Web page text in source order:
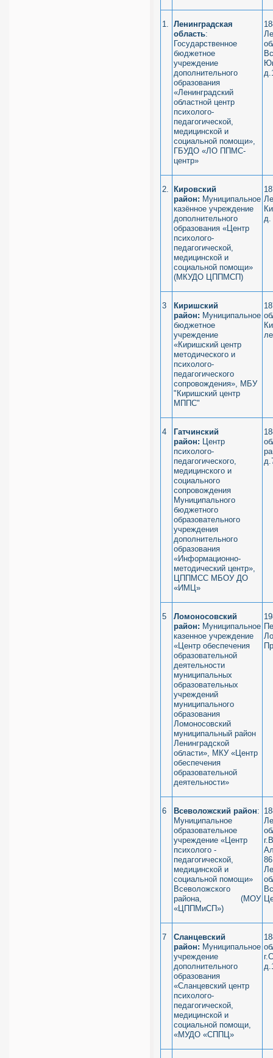
1. Ленинградская
область:
Государственное
бюджетное
учреждение
дополнительного
образования
«Ленинградский
областной центр
психолого-
педагогической,
медицинской и
социальной помощи»,
ГБУДО «ЛО ППМС-
центр»
2.
Кировский
район: Муниципальное
казённое учреждение
дополнительного
образования «Центр
психолого-
педагогической,
медицинской и
социальной помощи»
(МКУДО ЦППМСП)
д.
3
Киришский
район: Муниципальное
бюджетное
учреждение
«Киришский центр
методического и
психолого-
педагогического
сопровождения», МБУ
"Киришский центр
МППС"
4
Гатчинский
район: Центр
психолого-
педагогического,
медицинского и
социального
сопровождения
Муниципального
бюджетного
образовательного
учреждения
дополнительного
образования
«Информационно-
методический центр»,
ЦППМСС МБОУ ДО
«ИМЦ»
5
Ломоносовский
район: Муниципальное
казенное учреждение
«Центр обеспечения
образовательной
деятельности
муниципальных
образовательных
учреждений
муниципального
образования
Ломоносовский
муниципальный район
Ленинградской
области», МКУ «Центр
обеспечения
образовательной
деятельности»
6 Всеволожский район:
Муниципальное
образовательное
учреждение «Центр
психолого -
педагогической,
медицинской и
социальной помощи»
Всеволожского
района, (МОУ
«ЦППМиСП»)
7
Сланцевский
район: Муниципальное
учреждение
дополнительного
образования
«Сланцевский центр
психолого-
педагогической,
медицинской и
социальной помощи,
«МУДО «СППЦ»